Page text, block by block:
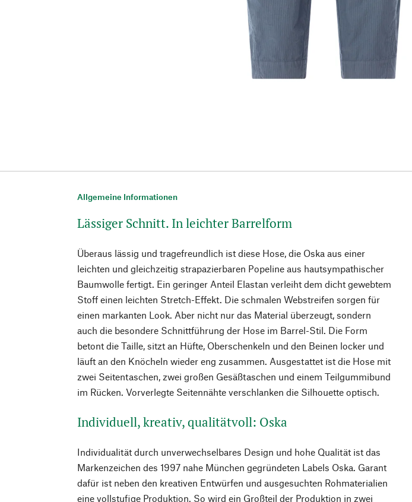
Allgemeine Informationen
Lässiger Schnitt. In leichter Barrelform
Überaus lässig und tragefreundlich ist diese Hose, die Oska aus einer
leichten und gleichzeitig strapazierbaren Popeline aus hautsympathischer
Baumwolle fertigt. Ein geringer Anteil Elastan verleiht dem dicht gewebtem
Stoff einen leichten Stretch-Effekt. Die schmalen Webstreifen sorgen für
einen markanten Look. Aber nicht nur das Material überzeugt, sondern
auch die besondere Schnittführung der Hose im Barrel-Stil. Die Form
betont die Taille, sitzt an Hüfte, Oberschenkeln und den Beinen locker und
läuft an den Knöcheln wieder eng zusammen. Ausgestattet ist die Hose mit
zwei Seitentaschen, zwei großen Gesäßtaschen und einem Teilgummibund
im Rücken. Vorverlegte Seitennähte verschlanken die Silhouette optisch.
Individuell, kreativ, qualitätvoll: Oska
Individualität durch unverwechselbares Design und hohe Qualität ist das
Markenzeichen des 1997 nahe München gegründeten Labels Oska. Garant
dafür ist neben den kreativen Entwürfen und ausgesuchten Rohmaterialien
eine vollstufige Produktion. So wird ein Großteil der Produktion in zwei